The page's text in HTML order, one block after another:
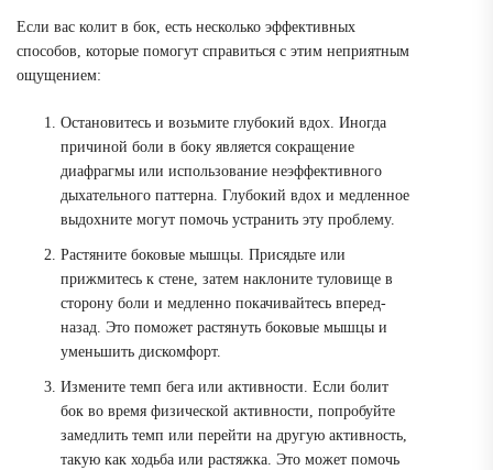
Если вас колит в бок, есть несколько эффективных
способов, которые помогут справиться с этим неприятным
ощущением:
Остановитесь и возьмите глубокий вдох. Иногда
причиной боли в боку является сокращение
диафрагмы или использование неэффективного
дыхательного паттерна. Глубокий вдох и медленное
выдохните могут помочь устранить эту проблему.
Растяните боковые мышцы. Присядьте или
прижмитесь к стене, затем наклоните туловище в
сторону боли и медленно покачивайтесь вперед-
назад. Это поможет растянуть боковые мышцы и
уменьшить дискомфорт.
Измените темп бега или активности. Если болит
бок во время физической активности, попробуйте
замедлить темп или перейти на другую активность,
такую как ходьба или растяжка. Это может помочь